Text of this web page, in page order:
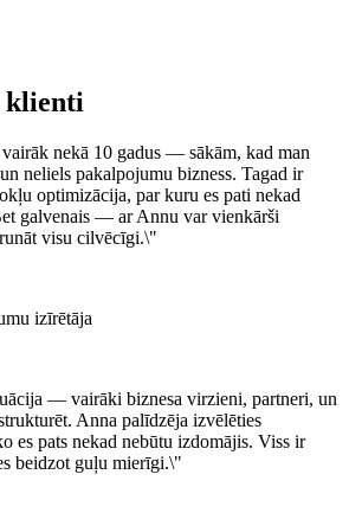
klienti
nekā 10 gadus — sākām, kad man
neliels pakalpojumu bizness. Tagad ir
optimizācija, par kuru es pati nekad
galvenais — ar Annu var vienkārši
visu cilvēcīgi.\"
izīrētāja
— vairāki biznesa virzieni, partneri, un
Anna palīdzēja izvēlēties
es pats nekad nebūtu izdomājis. Viss ir
beidzot guļu mierīgi.\"